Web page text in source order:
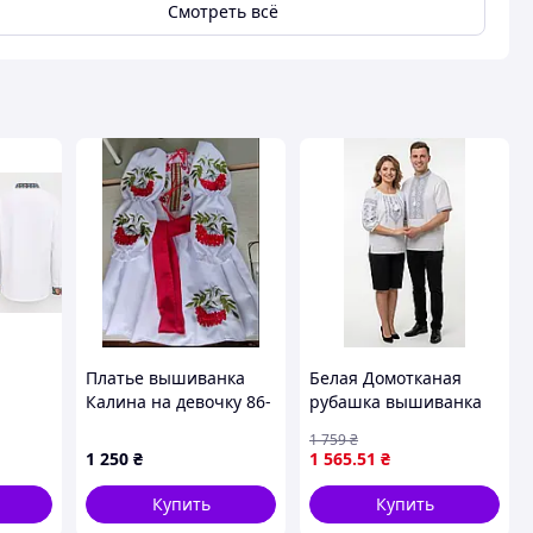
Смотреть всё
Платье вышиванка
Калина на девочку 86-
1 250 ₴
Купить
Белая Домотканая
рубашка вышиванка
орнамент 140 146 152
158 164 170 176 176,
Короткий
1 565.51 ₴
1 759₴
Купить